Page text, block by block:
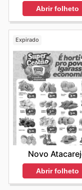
Abrir folheto
Expirado
Novo
Abrir folheto